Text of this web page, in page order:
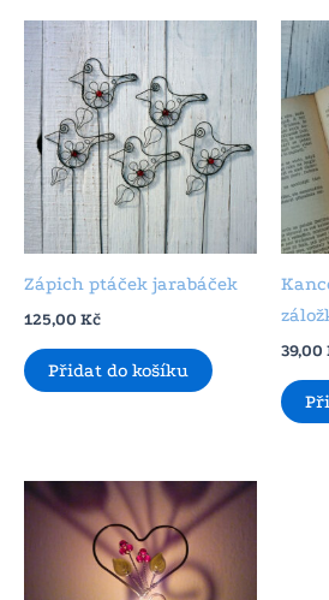
Zápich ptáček jarabáček
125,00 Kč
Přidat do košíku
39,00